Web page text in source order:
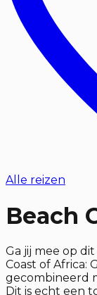
Alle reizen
Beach
Ga jij mee op
Coast of Africa:
gecombineerd
Dit is echt een